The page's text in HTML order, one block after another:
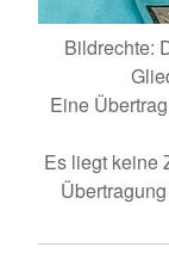
Bildrechte:
Eine
Es liegt keine